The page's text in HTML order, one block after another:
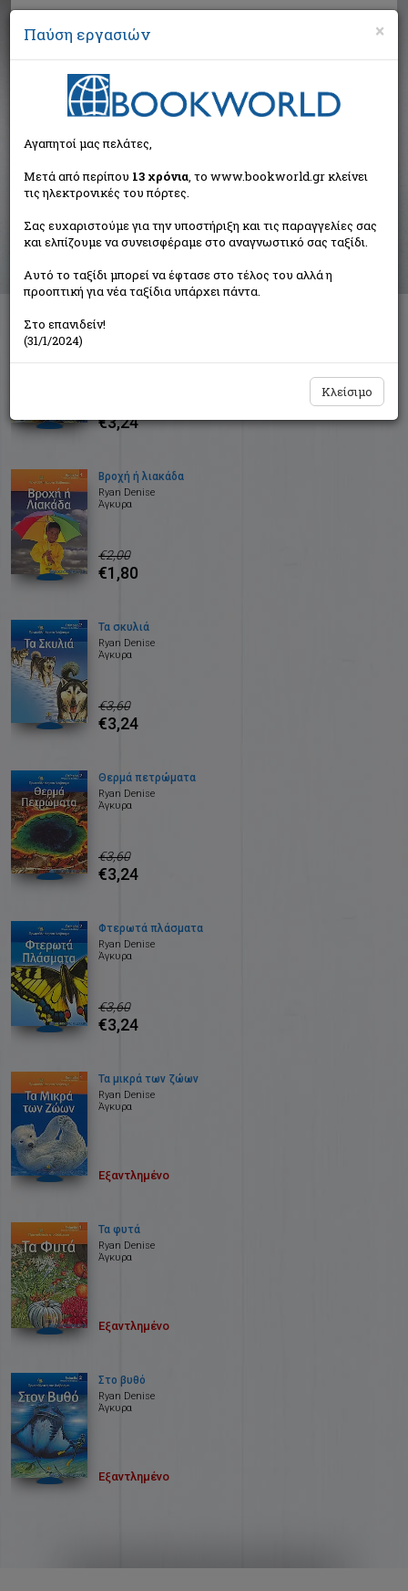
Αναζήτηση
Αποτελέσματα αναζήτησης
Συγγραφέας: Ryan Denise (8 βιβλία)
Ταξινόμηση ανά:
Στην ακτή
€3,24
Βροχή ή λιακάδα
Ryan Denise
Άγκυρα
€2,00
€1,80
Τα σκυλιά
Ryan Denise
Άγκυρα
€3,60
€3,24
Θερμά πετρώματα
Ryan Denise
Άγκυρα
€3,60
€3,24
Φτερωτά πλάσματα
Ryan Denise
Άγκυρα
€3,60
€3,24
Τα μικρά των ζώων
Ryan Denise
Άγκυρα
Εξαντλημένο
Τα φυτά
Ryan Denise
Άγκυρα
Εξαντλημένο
Στο βυθό
Ryan Denise
Άγκυρα
Εξαντλημένο
×
Παύση εργασιών
Αγαπητοί μας πελάτες,
Μετά από περίπου 13 χρόνια, το www.bookworld.gr κλείνει
τις ηλεκτρονικές του πόρτες.
Σας ευχαριστούμε για την υποστήριξη και τις παραγγελίες σας
και ελπίζουμε να συνεισφέραμε στο αναγνωστικό σας ταξίδι.
Αυτό το ταξίδι μπορεί να έφτασε στο τέλος του αλλά η
προοπτική για νέα ταξίδια υπάρχει πάντα.
Στο επανιδείν!
(31/1/2024)
Κλείσιμο